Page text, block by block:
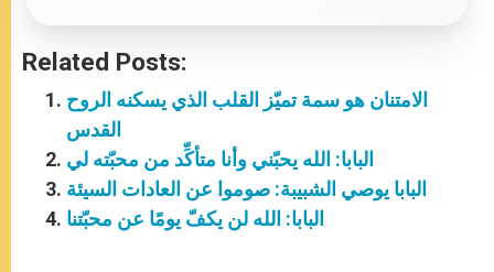
Related Posts:
الامتنان هو سمة تميّز القلب الذي يسكنه الروح
القدس
البابا: الله يحبّني وأنا متأكِّد من محبّته لي
البابا يوصي الشبيبة: صوموا عن العادات السيئة
البابا: الله لن يكفّ يومًا عن محبّتنا